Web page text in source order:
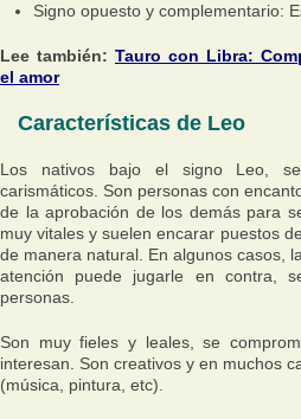
Signo opuesto y complementario:
Lee también: Tauro con Libra:
el amor
Características de Leo
Los nativos bajo el signo Leo,
carismáticos. Son personas con
de la aprobación de los demás para
muy vitales y suelen encarar puestos
de manera natural. En algunos casos,
atención puede jugarle en contra,
personas.
Son muy fieles y leales, se
interesan. Son creativos y en muchos
(música, pintura, etc).